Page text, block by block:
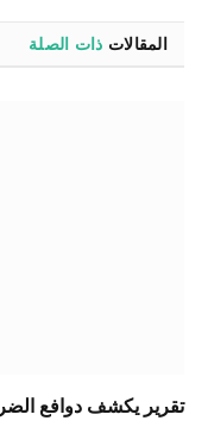
المقالات ذات الصلة
تقرير يكشف دوافع